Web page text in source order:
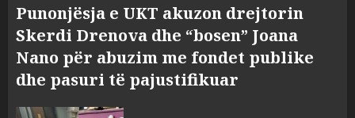
Punonjësja e UKT akuzon drejtorin
Skerdi Drenova dhe “bosen” Joana
Nano për abuzim me fondet publike
dhe pasuri të pajustifikuar